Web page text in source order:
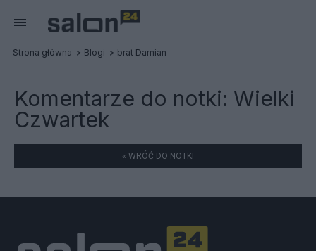
Strona główna Blogi brat Damian
Komentarze do notki: Wielki
Czwartek
« WRÓĆ DO NOTKI